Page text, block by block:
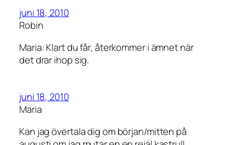
juni 18, 2010
Robin
Maria: Klart du får, återkommer i ämnet när
det drar ihop sig.
juni 18, 2010
Maria
Kan jag övertala dig om början/mitten på